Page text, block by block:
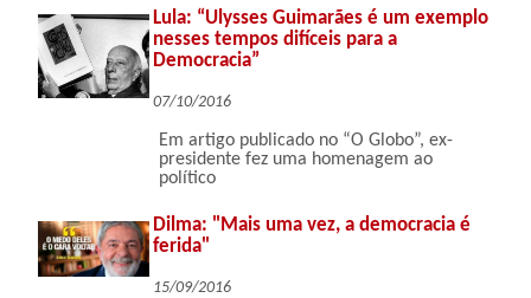
Lula: “Ulysses Guimarães é um exemplo
nesses tempos difíceis para a
Democracia”
07/10/2016
Em artigo publicado no “O Globo”, ex-
presidente fez uma homenagem ao
político
Dilma: "Mais uma vez, a democracia é
ferida"
15/09/2016